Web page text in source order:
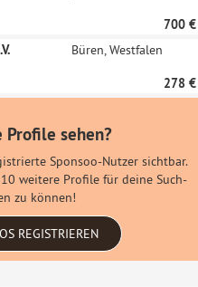
700 €
Büren, Westfalen
278 €
sehen?
Sponsoo-Nutzer sichtbar.
weitere Profile für deine Such-
zu können!
REGISTRIEREN